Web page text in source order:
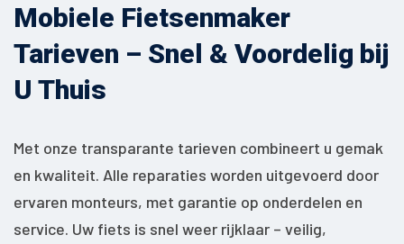
Mobiele Fietsenmaker
Tarieven – Snel & Voordelig bij
U Thuis
Met onze transparante tarieven combineert u gemak
en kwaliteit. Alle reparaties worden uitgevoerd door
ervaren monteurs, met garantie op onderdelen en
service. Uw fiets is snel weer rijklaar – veilig,